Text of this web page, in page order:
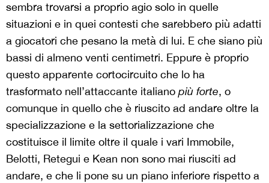
sembra trovarsi a proprio agio solo in quelle
situazioni e in quei contesti che sarebbero più adatti
a giocatori che pesano la metà di lui. E che siano più
bassi di almeno venti centimetri. Eppure è proprio
questo apparente cortocircuito che lo ha
trasformato nell’attaccante italiano più forte, o
comunque in quello che è riuscito ad andare oltre la
specializzazione e la settorializzazione che
costituisce il limite oltre il quale i vari Immobile,
Belotti, Retegui e Kean non sono mai riusciti ad
andare, e che li pone su un piano inferiore rispetto a